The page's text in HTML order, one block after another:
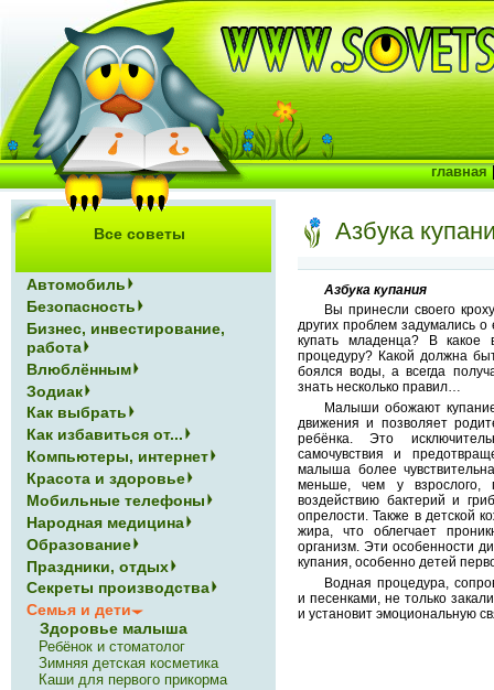
Азбука
Азбука купания
Вы принесли своего
других проблем задумались о
купать младенца? В какое
процедуру? Какой должна
боялся воды, а всегда
знать несколько правил…
Малыши обожают
движения и позволяет
ребёнка. Это
самочувствия и
малыша более
меньше, чем у взрослого,
воздействию бактерий и
опрелости. Также в детской
жира, что облегчает
организм. Эти особенности
купания, особенно детей
Водная процедура,
и песенками, не только
и установит эмоциональную
Все советы
Автомобиль
Безопасность
Бизнес, инвестирование,
работа
Влюблённым
Зодиак
Как выбрать
Как избавиться от...
Компьютеры, интернет
Красота и здоровье
Мобильные телефоны
Народная медицина
Образование
Праздники, отдых
Секреты производства
Семья и дети
Здоровье малыша
Ребёнок и стоматолог
Зимняя детская косметика
Каши для первого прикорма
главная